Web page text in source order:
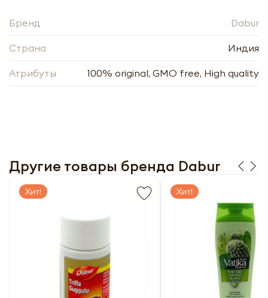
Бренд Dabur
Страна Индия
Атрибуты 100% original, GMO free, High quality
Другие товары бренда Dabur
Хит! Хит!
DABUR Дабур Хонитус (растительные
пастилки) лимон 24шт